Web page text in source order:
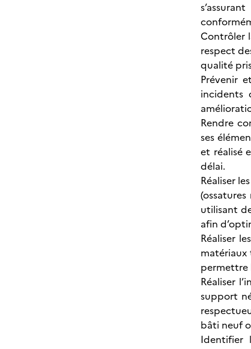
Contrôler
respect
qualité
Prévenir
incidents
Rendre
ses
et réalisé
délai.
Réaliser
utilisant
afin
Réaliser
permettre
Réaliser
support
bâti neuf
Identifier